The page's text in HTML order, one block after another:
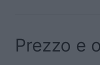
Prezzo e